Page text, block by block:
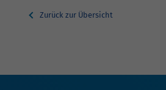
Zurück zur Übersicht